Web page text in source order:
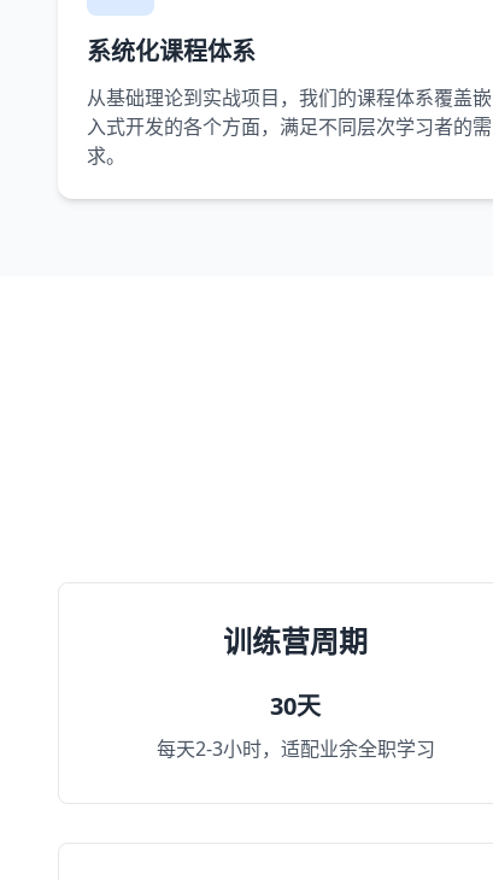
系统化课程体系
从基础理论到实战项目，我们的课程体系覆盖嵌
入式开发的各个方面，满足不同层次学习者的需
求。
训练营周期
30天
每天2-3小时，适配业余全职学习